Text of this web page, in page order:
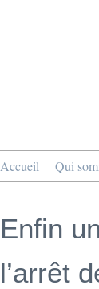
Accueil Qui
Enfin
l’arrêt